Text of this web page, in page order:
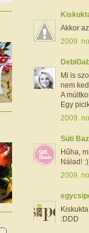
Akkor
2009.
Mi is
nem
A
Egy
2009.
Süti
Hűha,
Nálad!
2009.
:DDD